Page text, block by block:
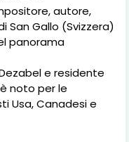
autore,
San Gallo (Svizzera)
panorama
e residente
noto per le
Usa, Canadesi e